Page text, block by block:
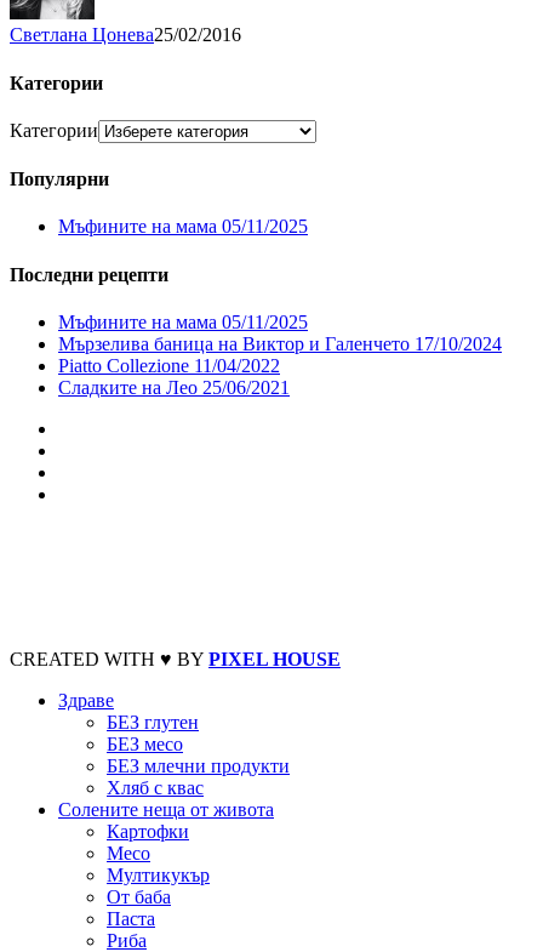
Светлана Цонева25/02/2016
Категории
Категории
Популярни
Мъфините на мама 05/11/2025
Последни рецепти
Мъфините на мама 05/11/2025
Мързелива баница на Виктор и Галенчето 17/10/2024
Piatto Collezione 11/04/2022
Сладките на Лео 25/06/2021
CREATED WITH ♥ BY PIXEL HOUSE
Здраве
БЕЗ глутен
БЕЗ месо
БЕЗ млечни продукти
Хляб с квас
Солените неща от живота
Картофки
Месо
Мултикукър
От баба
Паста
Риба